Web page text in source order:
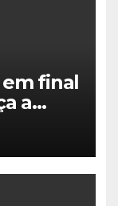
final
a
na